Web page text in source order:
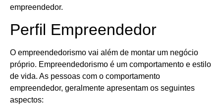
empreendedor.
Perfil Empreendedor
O empreendedorismo vai além de montar um negócio
próprio. Empreendedorismo é um comportamento e estilo
de vida. As pessoas com o comportamento
empreendedor, geralmente apresentam os seguintes
aspectos: